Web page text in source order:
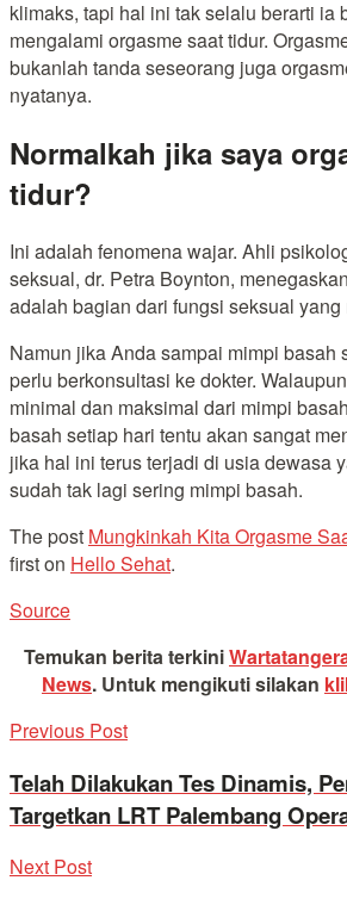
klimaks, tapi hal ini tak selalu berarti ia
mengalami orgasme saat tidur.
bukanlah tanda seseorang juga
nyatanya.
Normalkah jika saya
tidur?
Ini adalah fenomena wajar. Ahli
seksual, dr. Petra Boynton,
adalah bagian dari fungsi seksual yang
Namun jika Anda sampai mimpi basah
perlu berkonsultasi ke dokter.
minimal dan maksimal dari mimpi
basah setiap hari tentu akan sangat
jika hal ini terus terjadi di usia dewasa
sudah tak lagi sering mimpi basah.
The post Mungkinkah Kita Orgasme
first on Hello Sehat.
Source
Temukan berita terkini
News. Untuk mengikuti silakan
Previous Post
Telah Dilakukan Tes Dinamis,
Targetkan LRT Palembang
Next Post